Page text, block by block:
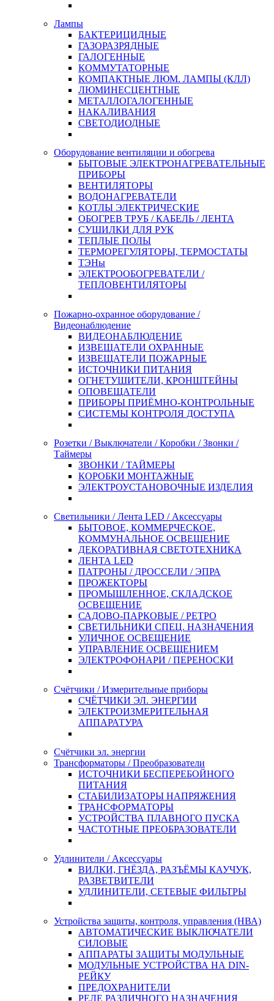
Лампы
БАКТЕРИЦИДНЫЕ
ГАЗОРАЗРЯДНЫЕ
ГАЛОГЕННЫЕ
КОММУТАТОРНЫЕ
КОМПАКТНЫЕ ЛЮМ. ЛАМПЫ (КЛЛ)
ЛЮМИНЕСЦЕНТНЫЕ
МЕТАЛЛОГАЛОГЕННЫЕ
НАКАЛИВАНИЯ
СВЕТОДИОДНЫЕ
Оборудование вентиляции и обогрева
БЫТОВЫЕ ЭЛЕКТРОНАГРЕВАТЕЛЬНЫЕ
ПРИБОРЫ
ВЕНТИЛЯТОРЫ
ВОДОНАГРЕВАТЕЛИ
КОТЛЫ ЭЛЕКТРИЧЕСКИЕ
ОБОГРЕВ ТРУБ / КАБЕЛЬ / ЛЕНТА
СУШИЛКИ ДЛЯ РУК
ТЕПЛЫЕ ПОЛЫ
ТЕРМОРЕГУЛЯТОРЫ, ТЕРМОСТАТЫ
ТЭНы
ЭЛЕКТРООБОГРЕВАТЕЛИ /
ТЕПЛОВЕНТИЛЯТОРЫ
Пожарно-охранное оборудование /
Видеонаблюдение
ВИДЕОНАБЛЮДЕНИЕ
ИЗВЕЩАТЕЛИ ОХРАННЫЕ
ИЗВЕЩАТЕЛИ ПОЖАРНЫЕ
ИСТОЧНИКИ ПИТАНИЯ
ОГНЕТУШИТЕЛИ, КРОНШТЕЙНЫ
ОПОВЕЩАТЕЛИ
ПРИБОРЫ ПРИЁМНО-КОНТРОЛЬНЫЕ
СИСТЕМЫ КОНТРОЛЯ ДОСТУПА
Розетки / Выключатели / Коробки / Звонки /
Таймеры
ЗВОНКИ / ТАЙМЕРЫ
КОРОБКИ МОНТАЖНЫЕ
ЭЛЕКТРОУСТАНОВОЧНЫЕ ИЗДЕЛИЯ
Светильники / Лента LED / Аксессуары
БЫТОВОЕ, КОММЕРЧЕСКОЕ,
КОММУНАЛЬНОЕ ОСВЕЩЕНИЕ
ДЕКОРАТИВНАЯ СВЕТОТЕХНИКА
ЛЕНТА LED
ПАТРОНЫ / ДРОССЕЛИ / ЭПРА
ПРОЖЕКТОРЫ
ПРОМЫШЛЕННОЕ, СКЛАДСКОЕ
ОСВЕЩЕНИЕ
САДОВО-ПАРКОВЫЕ / РЕТРО
СВЕТИЛЬНИКИ СПЕЦ. НАЗНАЧЕНИЯ
УЛИЧНОЕ ОСВЕЩЕНИЕ
УПРАВЛЕНИЕ ОСВЕЩЕНИЕМ
ЭЛЕКТРОФОНАРИ / ПЕРЕНОСКИ
Счётчики / Измерительные приборы
СЧЁТЧИКИ ЭЛ. ЭНЕРГИИ
ЭЛЕКТРОИЗМЕРИТЕЛЬНАЯ
АППАРАТУРА
Счётчики эл. энергии
Трансформаторы / Преобразователи
ИСТОЧНИКИ БЕСПЕРЕБОЙНОГО
ПИТАНИЯ
СТАБИЛИЗАТОРЫ НАПРЯЖЕНИЯ
ТРАНСФОРМАТОРЫ
УСТРОЙСТВА ПЛАВНОГО ПУСКА
ЧАСТОТНЫЕ ПРЕОБРАЗОВАТЕЛИ
Удлинители / Аксессуары
ВИЛКИ, ГНЁЗДА, РАЗЪЁМЫ КАУЧУК,
РАЗВЕТВИТЕЛИ
УДЛИНИТЕЛИ, СЕТЕВЫЕ ФИЛЬТРЫ
Устройства защиты, контроля, управления (НВА)
АВТОМАТИЧЕСКИЕ ВЫКЛЮЧАТЕЛИ
СИЛОВЫЕ
АППАРАТЫ ЗАЩИТЫ МОДУЛЬНЫЕ
МОДУЛЬНЫЕ УСТРОЙСТВА НА DIN-
РЕЙКУ
ПРЕДОХРАНИТЕЛИ
РЕЛЕ РАЗЛИЧНОГО НАЗНАЧЕНИЯ